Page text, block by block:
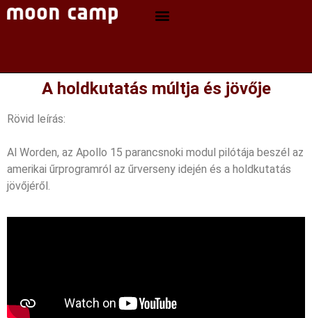
A holdkutatás múltja és jövője
Rövid leírás:
Al Worden, az Apollo 15 parancsnoki modul pilótája beszél az
amerikai űrprogramról az űrverseny idején és a holdkutatás
jövőjéről.